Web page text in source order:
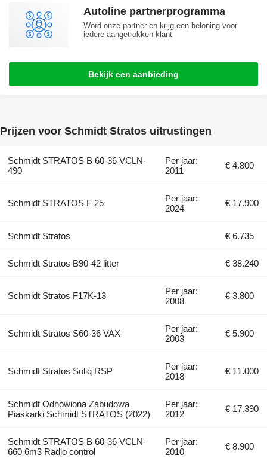
Autoline partnerprogramma
Word onze partner en krijg een beloning voor
iedere aangetrokken klant
Bekijk een aanbieding
Prijzen voor Schmidt Stratos uitrustingen
Schmidt STRATOS B 60-36 VCLN-
490
Per jaar:
2011
€ 4.800
Schmidt STRATOS F 25
Per jaar:
2024
€ 17.900
Schmidt Stratos € 6.735
Schmidt Stratos B90-42 litter € 38.240
Schmidt Stratos F17K-13
Per jaar:
2008
€ 3.800
Schmidt Stratos S60-36 VAX
Per jaar:
2003
€ 5.900
Schmidt Stratos Soliq RSP
Per jaar:
2018
€ 11.000
Schmidt Odnowiona Zabudowa
Piaskarki Schmidt STRATOS (2022)
Per jaar:
2012
€ 17.390
Schmidt STRATOS B 60-36 VCLN-
660 6m3 Radio control
Per jaar:
2010
€ 8.900